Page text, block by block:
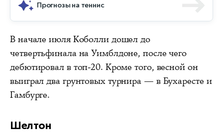
Прогнозы на теннис
В начале июля Коболли дошел до
четвертьфинала на Уимблдоне, после чего
дебютировал в топ-20. Кроме того, весной он
выиграл два грунтовых турнира — в Бухаресте и
Гамбурге.
Шелтон